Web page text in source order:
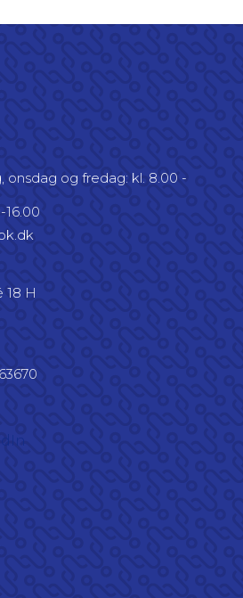
onsdag og fredag: kl. 8.00 -
16.00
18 H